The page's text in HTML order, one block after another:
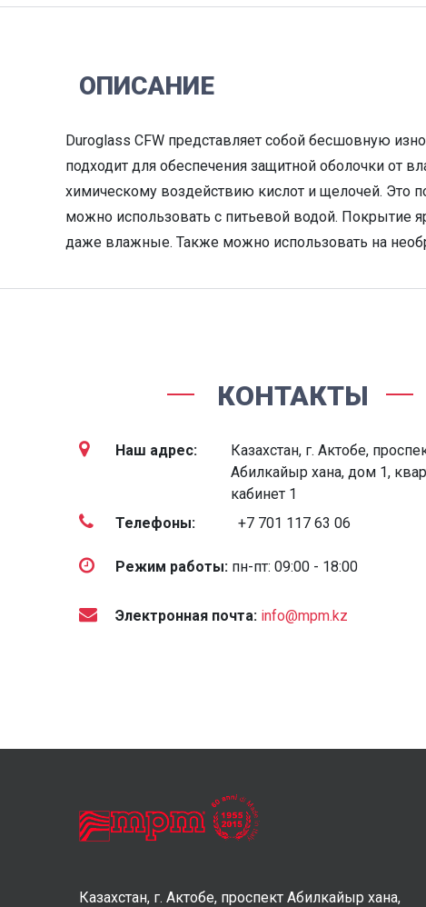
ОПИСАНИЕ
Duroglass CFW представляет собой бесшовную
подходит для обеспечения защитной оболочки от
химическому воздействию кислот и щелочей. Это
можно использовать с питьевой водой. Покрытие
даже влажные. Также можно использовать на
КОНТАКТЫ
Наш адрес:
Казахстан, г. Актобе,
Абилкайыр хана, дом 1,
кабинет 1
Телефоны:
+7 701 117 63 06
Режим работы: пн-пт: 09:00 - 18:00
Электронная почта: info@mpm.kz
Казахстан, г. Актобе, проспект Абилкайыр хана,